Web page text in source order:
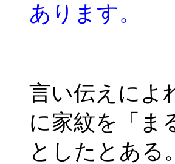
あります。
言い伝えによ
に家紋を「ま
としたとある